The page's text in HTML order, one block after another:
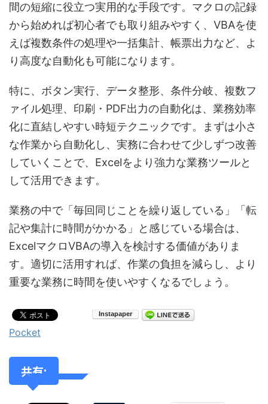
間の短縮に役立つ実用的な手段です。マクロの記録
から始めれば初心者でも取り組みやすく、VBAを使
えば複数条件の処理や一括集計、帳票出力など、よ
り高度な自動化も可能になります。
特に、ボタン実行、データ整形、条件分岐、複数フ
ァイル処理、印刷・PDF出力の自動化は、業務効率
化に直結しやすい時短テクニックです。まずは小さ
な作業から自動化し、実務に合わせて少しずつ改善
していくことで、Excelをより強力な業務ツールと
して活用できます。
業務の中で「毎回同じことを繰り返している」「転
記や集計に時間がかかる」と感じている場合は、
ExcelマクロVBAの導入を検討する価値がありま
す。適切に活用すれば、作業の負担を減らし、より
重要な業務に時間を使いやすくなるでしょう。
Pocket
共有: